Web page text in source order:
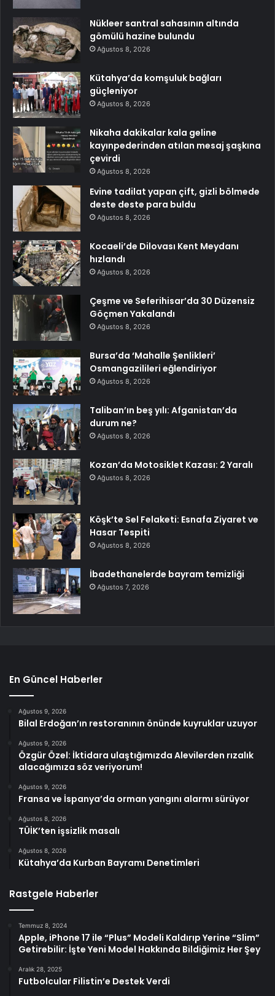
Nükleer santral sahasının altında
gömülü hazine bulundu
Ağustos 8, 2026
Kütahya’da komşuluk bağları
güçleniyor
Ağustos 8, 2026
Nikaha dakikalar kala geline
kayınpederinden atılan mesaj şaşkına
çevirdi
Ağustos 8, 2026
Evine tadilat yapan çift, gizli bölmede
deste deste para buldu
Ağustos 8, 2026
Kocaeli’de Dilovası Kent Meydanı
hızlandı
Ağustos 8, 2026
Çeşme ve Seferihisar’da 30 Düzensiz
Göçmen Yakalandı
Ağustos 8, 2026
Bursa’da ‘Mahalle Şenlikleri’
Osmangazilileri eğlendiriyor
Ağustos 8, 2026
Taliban’ın beş yılı: Afganistan’da
durum ne?
Ağustos 8, 2026
Kozan’da Motosiklet Kazası: 2 Yaralı
Ağustos 8, 2026
Köşk’te Sel Felaketi: Esnafa Ziyaret ve
Hasar Tespiti
Ağustos 8, 2026
İbadethanelerde bayram temizliği
Ağustos 7, 2026
En Güncel Haberler
Ağustos 9, 2026
Bilal Erdoğan’ın restoranının önünde kuyruklar uzuyor
Ağustos 9, 2026
Özgür Özel: İktidara ulaştığımızda Alevilerden rızalık
alacağımıza söz veriyorum!
Ağustos 9, 2026
Fransa ve İspanya’da orman yangını alarmı sürüyor
Ağustos 8, 2026
TÜİK’ten işsizlik masalı
Ağustos 8, 2026
Kütahya’da Kurban Bayramı Denetimleri
Rastgele Haberler
Temmuz 8, 2024
Apple, iPhone 17 ile “Plus” Modeli Kaldırıp Yerine “Slim”
Getirebilir: İşte Yeni Model Hakkında Bildiğimiz Her Şey
Aralık 28, 2025
Futbolcular Filistin’e Destek Verdi